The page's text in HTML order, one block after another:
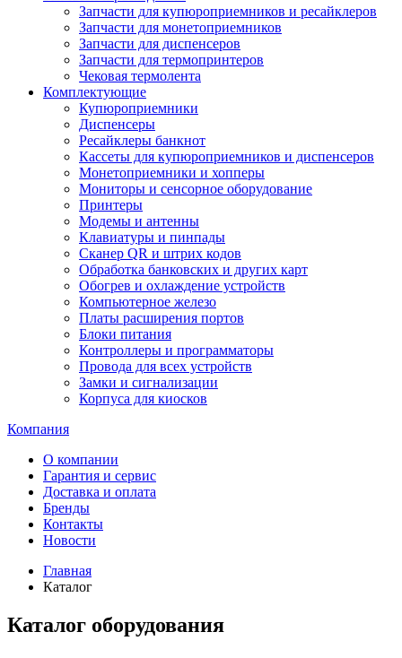
Запчасти для купюроприемников и ресайклеров
Запчасти для монетоприемников
Запчасти для диспенсеров
Запчасти для термопринтеров
Чековая термолента
Комплектующие
Купюроприемники
Диспенсеры
Ресайклеры банкнот
Кассеты для купюроприемников и диспенсеров
Монетоприемники и хопперы
Мониторы и сенсорное оборудование
Принтеры
Модемы и антенны
Клавиатуры и пинпады
Сканер QR и штрих кодов
Обработка банковских и других карт
Обогрев и охлаждение устройств
Компьютерное железо
Платы расширения портов
Блоки питания
Контроллеры и программаторы
Провода для всех устройств
Замки и сигнализации
Корпуса для киосков
Компания
О компании
Гарантия и сервис
Доставка и оплата
Бренды
Контакты
Новости
Главная
Каталог
Каталог оборудования